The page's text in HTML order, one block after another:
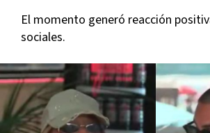
El momento generó reacción
sociales.